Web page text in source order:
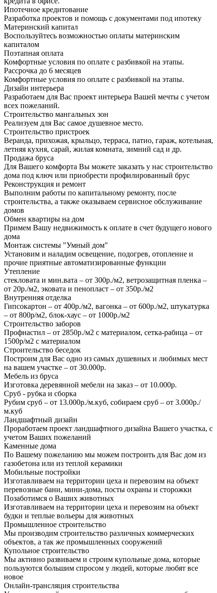
Ипотечное кредитование
Разработка проектов и помощь с документами под ипотеку
Материнский капитал
Воспользуйтесь возможностью оплаты материнским
капиталом
Поэтапная оплата
Комфортные условия по оплате с разбивкой на этапы.
Рассрочка до 6 месяцев
Комфортные условия по оплате с разбивкой на этапы.
Дизайн интерьера
Разработаем для Вас проект интерьера Вашей мечты с учетом
всех пожеланий.
Строительство мангальных зон
Реализуем для Вас самое душевное место.
Строительство пристроек
Веранда, прихожая, крыльцо, терраса, патио, гараж, котельная,
летняя кухня, сарай, жилая комната, зимний сад и др.
Продажа бруса
Для Вашего комфорта Вы можете заказать у нас строительство
дома под ключ или приобрести профилированный брус
Реконструкция и ремонт
Выполним работы по капитальному ремонту, после
строительства, а также оказываем сервисное обслуживание
домов
Обмен квартиры на дом
Примем Вашу недвижимость к оплате в счет будущего нового
дома
Монтаж системы "Умный дом"
Установим и наладим освещение, подогрев, отопление и
прочие приятные автоматизированные функции
Утепление
стекловата и мин.вата – от 300р./м2, ветрозащитная пленка –
от 20р./м2, эковата и пенопласт – от 350р./м2
Внутренняя отделка
Гипсокартон – от 400р./м2, вагонка – от 600р./м2, штукатурка
– от 800р/м2, блок-хаус – от 1000р./м2
Строительство заборов
Профнастил – от 2850р./м2 с материалом, сетка-рабица – от
1500р/м2 с материалом
Строительство беседок
Построим для Вас одно из самых душевных и любимых мест
на вашем участке – от 30.000р.
Мебель из бруса
Изготовка деревянной мебели на заказ – от 10.000р.
Сруб - рубка и сборка
Рубим сруб – от 13.000р./м.куб, собираем сруб – от 3.000р./
м.куб
Ландшафтный дизайн
Проработаем проект ландшафтного дизайна Вашего участка, с
учетом Ваших пожеланий
Каменные дома
По Вашему пожеланию мы можем построить для Вас дом из
газобетона или из теплой керамики
Мобильные постройки
Изготавливаем на территории цеха и перевозим на объект
перевозные бани, мини-дома, посты охраны и сторожки
Позаботимся о Ваших животных
Изготавливаем на территории цеха и перевозим на объект
будки и теплые вольеры для животных
Промышленное строительство
Мы производим строительство различных коммерческих
объектов, а так же промышленных сооружений
Купольное строительство
Мы активно развиваем и строим купольные дома, которые
пользуются большим спросом у людей, которые любят все
новое
Онлайн-трансляция строительства